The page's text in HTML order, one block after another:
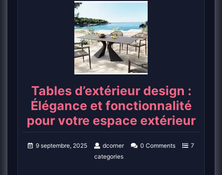
Tables d’extérieur design :
Élégance et fonctionnalité
pour votre espace extérieur
9 septembre, 2025 dcorner 0 Comments
7
categories